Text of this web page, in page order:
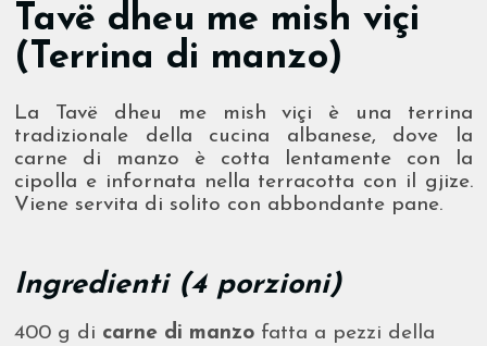
Tavë dheu me mish viçi
(Terrina di manzo)
La Tavë dheu me mish viçi è una terrina
tradizionale della cucina albanese, dove la
carne di manzo è cotta lentamente con la
cipolla e infornata nella terracotta con il gjize.
Viene servita di solito con abbondante pane.
Ingredienti (4 porzioni)
400 g di carne di manzo fatta a pezzi della